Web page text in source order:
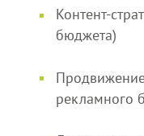
Контент-
бюджета)
рекламного